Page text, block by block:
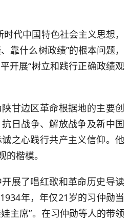
代中国特色社会主义思想，
靠什么树政绩”的根本问题，
开展“树立和践行正确政绩观
甘边区革命根据地的主要创
抗日战争、解放战争及新中国
之心践行共产主义信仰。他
楷模。
展了唱红歌和革命历史导读
年，年仅21岁的习仲勋当
主席”。在习仲勋等人的带领